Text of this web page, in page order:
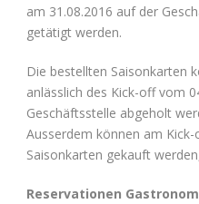
am 31.08.2016 auf der
getätigt werden.
Die bestellten Saisonkarten
anlässlich des Kick-off vom
Geschäftsstelle abgeholt
Ausserdem können am
Saisonkarten gekauft
Reservationen